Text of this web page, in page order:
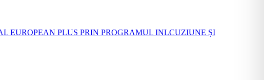
EUROPEAN PLUS PRIN PROGRAMUL INLCUZIUNE ȘI